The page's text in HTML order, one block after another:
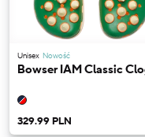
Unisex Nowość
Bowser IAM Classic
329.99 PLN